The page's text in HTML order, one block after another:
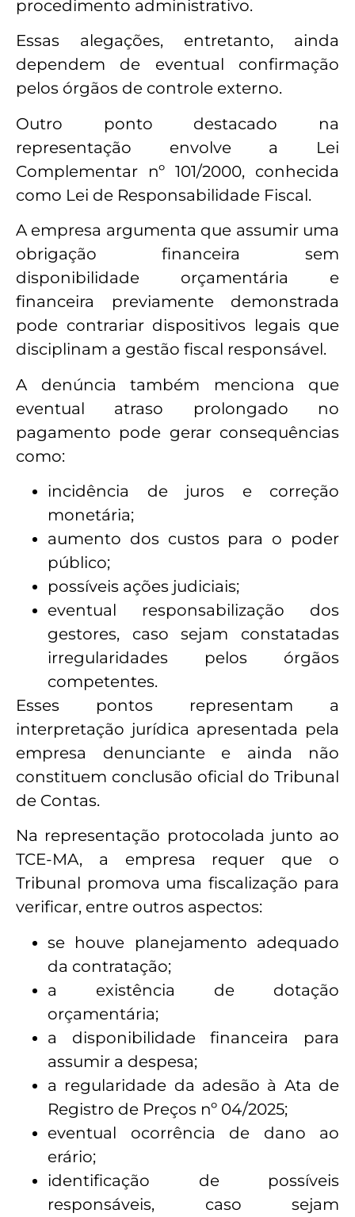
procedimento administrativo.
Essas alegações, entretanto, ainda
dependem de eventual confirmação
pelos órgãos de controle externo.
Outro ponto destacado na
representação envolve a Lei
Complementar nº 101/2000, conhecida
como Lei de Responsabilidade Fiscal.
A empresa argumenta que assumir uma
obrigação financeira sem
disponibilidade orçamentária e
financeira previamente demonstrada
pode contrariar dispositivos legais que
disciplinam a gestão fiscal responsável.
A denúncia também menciona que
eventual atraso prolongado no
pagamento pode gerar consequências
como:
incidência de juros e correção
monetária;
aumento dos custos para o poder
público;
possíveis ações judiciais;
eventual responsabilização dos
gestores, caso sejam constatadas
irregularidades pelos órgãos
competentes.
Esses pontos representam a
interpretação jurídica apresentada pela
empresa denunciante e ainda não
constituem conclusão oficial do Tribunal
de Contas.
Na representação protocolada junto ao
TCE-MA, a empresa requer que o
Tribunal promova uma fiscalização para
verificar, entre outros aspectos:
se houve planejamento adequado
da contratação;
a existência de dotação
orçamentária;
a disponibilidade financeira para
assumir a despesa;
a regularidade da adesão à Ata de
Registro de Preços nº 04/2025;
eventual ocorrência de dano ao
erário;
identificação de possíveis
responsáveis, caso sejam